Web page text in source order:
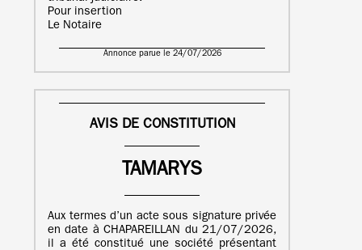
Pour insertion
Le Notaire
Annonce parue le 24/07/2026
AVIS DE CONSTITUTION
TAMARYS
Aux termes d’un acte sous signature privée
en date à CHAPAREILLAN du 21/07/2026,
il a été constitué une société présentant